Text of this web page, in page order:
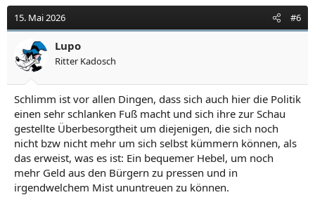
15. Mai 2026 #6
Lupo
Ritter Kadosch
Schlimm ist vor allen Dingen, dass sich auch hier die Politik
einen sehr schlanken Fuß macht und sich ihre zur Schau
gestellte Überbesorgtheit um diejenigen, die sich noch
nicht bzw nicht mehr um sich selbst kümmern können, als
das erweist, was es ist: Ein bequemer Hebel, um noch
mehr Geld aus den Bürgern zu pressen und in
irgendwelchem Mist ununtreuen zu können.